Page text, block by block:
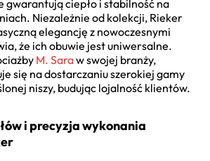
gwarantują ciepło i stabilność na
Niezależnie od kolekcji, Rieker
elegancję z nowoczesnymi
że ich obuwie jest uniwersalne.
M. Saraw swojej branży,
się na dostarczaniu szerokiej gamy
niszy, budując lojalność klientów.
i precyzja wykonania